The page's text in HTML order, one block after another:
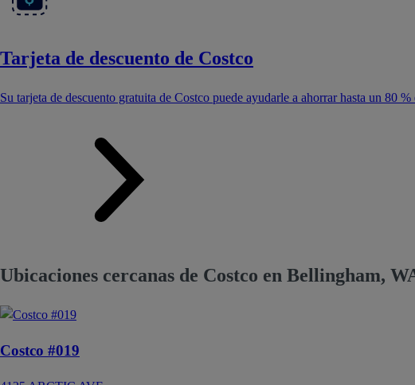
Tarjeta de descuento de Costco
Su tarjeta de descuento gratuita de Costco puede ayudarle a ahorrar hasta un 80 %
Ubicaciones cercanas de Costco en Bellingham,
Costco #019